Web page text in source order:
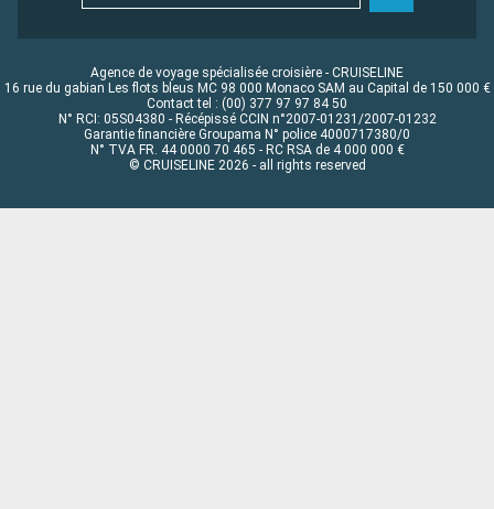
Agence de voyage spécialisée croisière - CRUISELINE
16 rue du gabian Les flots bleus MC 98 000 Monaco SAM au Capital de 150 000 €
Contact tel : (00) 377 97 97 84 50
N° RCI: 05S04380 - Récépissé CCIN n°2007-01231/2007-01232
Garantie financière Groupama N° police 4000717380/0
N° TVA FR. 44 0000 70 465 - RC RSA de 4 000 000 €
© CRUISELINE 2026 - all rights reserved